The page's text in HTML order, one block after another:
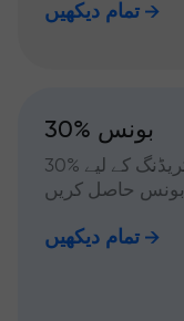
تمام دیکھیں
30% بونس
اپنا اکاؤنٹ ٹاپ اپ کریں اور ٹریڈنگ کے لیے %30
بونس حاصل کریں
تمام دیکھیں